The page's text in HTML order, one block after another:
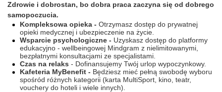
Zdrowie i dobrostan, bo dobra praca zaczyna się od dobrego
samopoczucia.
Kompleksowa opieka - Otrzymasz dostęp do prywatnej
opieki medycznej i ubezpieczenie na życie.
Wsparcie psychologiczne - Uzyskasz dostęp do platformy
edukacyjno - wellbeingowej Mindgram z nielimitowanymi,
bezpłatnymi konsultacjami ze specjalistami.
Czas na relaks - Dofinansujemy Twój urlop wypoczynkowy.
Kafeteria MyBenefit - Będziesz mieć pełną swobodę wyboru
spośród różnych kategorii (karta MultiSport, kino, teatr,
vouchery do hoteli i wiele innych).